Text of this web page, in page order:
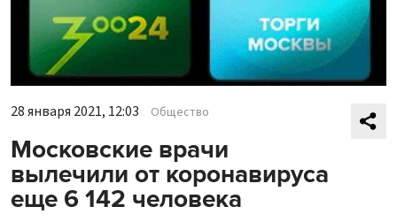
28 января 2021, 12:03 Общество
Московские врачи
вылечили от коронавируса
еще 6 142 человека